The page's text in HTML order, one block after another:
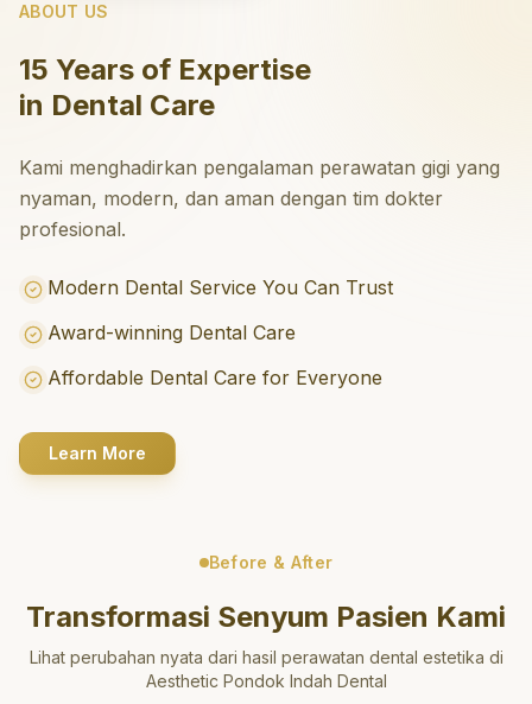
ABOUT US
15 Years of Expertise
in Dental Care
Kami menghadirkan pengalaman perawatan gigi yang
nyaman, modern, dan aman dengan tim dokter
profesional.
Modern Dental Service You Can Trust
Award-winning Dental Care
Affordable Dental Care for Everyone
Learn More
Before & After
Transformasi Senyum Pasien Kami
Lihat perubahan nyata dari hasil perawatan dental estetika di
Aesthetic Pondok Indah Dental